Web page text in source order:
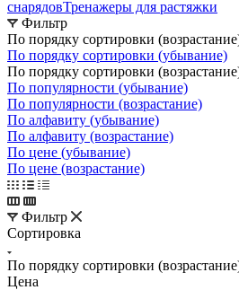
снарядовТренажеры для растяжки
Фильтр
По порядку сортировки
По порядку сортировки (убывание)
По порядку сортировки
По популярности (убывание)
По популярности (возрастание)
По алфавиту (убывание)
По алфавиту (возрастание)
По цене (убывание)
По цене (возрастание)
Фильтр
Сортировка
По порядку сортировки
Цена